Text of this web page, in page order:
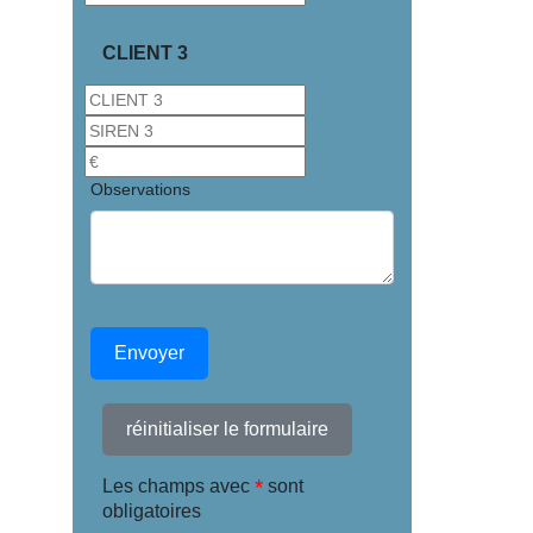
CLIENT 3
Observations
Envoyer
réinitialiser le formulaire
Les champs avec * sont
obligatoires